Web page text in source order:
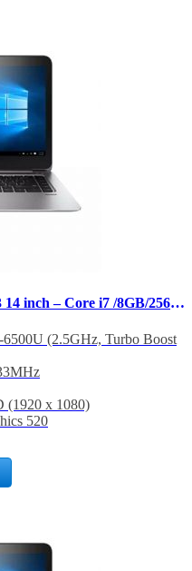
HP EliteBook Folio 1040 G3 14 inch – Core i7 /8GB/256GB FHD
(2.5GHz, Turbo Boost
(1920 x 1080)
520